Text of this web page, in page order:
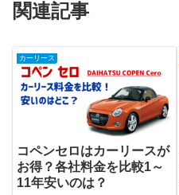
関連記事
カーリース
コペンセロはカーリースが
お得？各社料金を比較1～
11年安いのは？